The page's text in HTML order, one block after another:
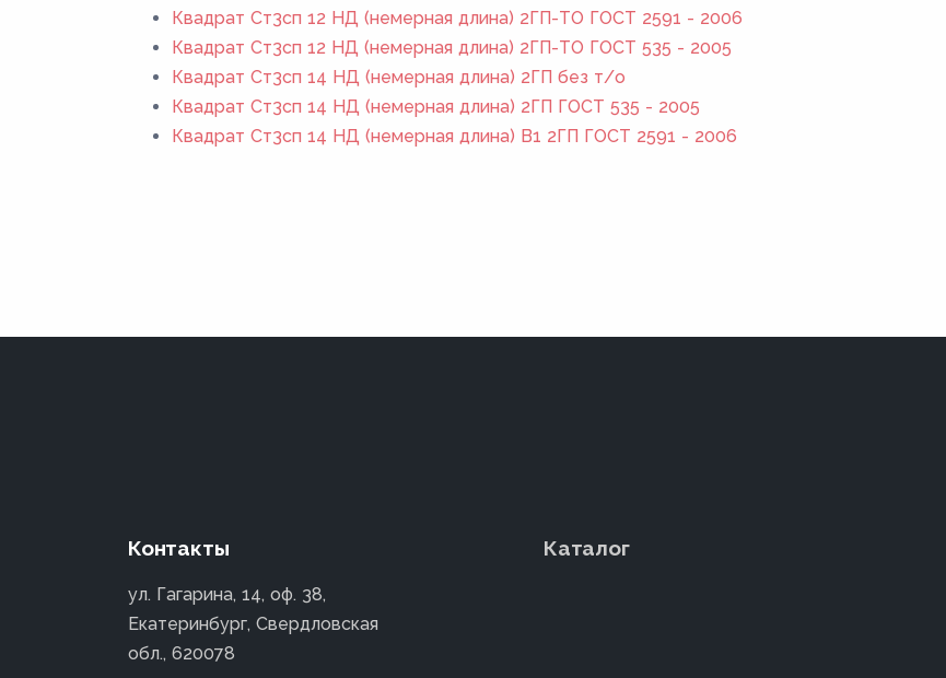
Квадрат Ст3сп 12 НД (немерная длина) 2ГП-ТО ГОСТ 2591 - 2006
Квадрат Ст3сп 12 НД (немерная длина) 2ГП-ТО ГОСТ 535 - 2005
Квадрат Ст3сп 14 НД (немерная длина) 2ГП без т/о
Квадрат Ст3сп 14 НД (немерная длина) 2ГП ГОСТ 535 - 2005
Квадрат Ст3сп 14 НД (немерная длина) В1 2ГП ГОСТ 2591 - 2006
Контакты
ул. Гагарина, 14, оф. 38,
Екатеринбург, Свердловская
обл., 620078
Каталог